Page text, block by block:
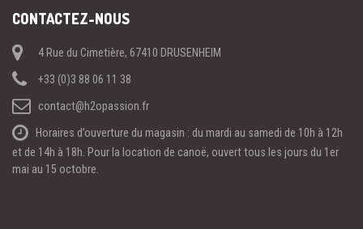
CONTACTEZ-NOUS
4 Rue du Cimetière, 67410 DRUSENHEIM
+33 (0)3 88 06 11 38
contact@h2opassion.fr
Horaires d’ouverture du magasin : du mardi au samedi de 10h à 12h
et de 14h à 18h. Pour la location de canoë, ouvert tous les jours du 1er
mai au 15 octobre.